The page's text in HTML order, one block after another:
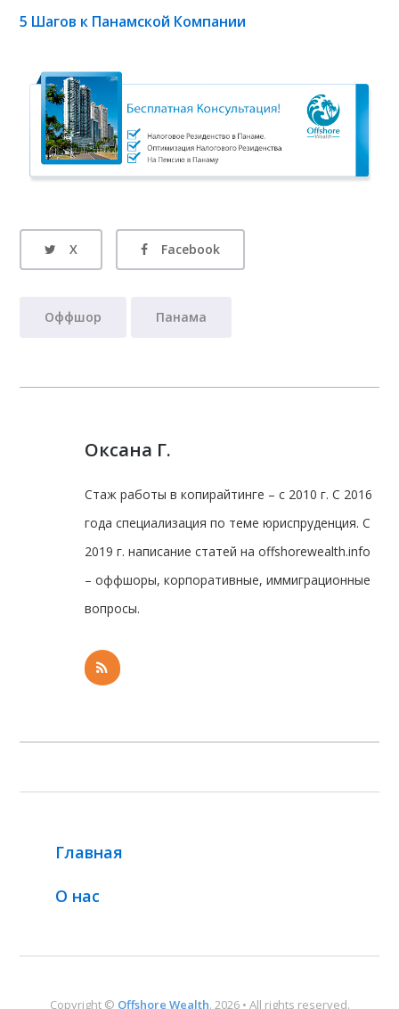
5 Шагов к Панамской Компании
X Facebook
Оффшор Панама
Оксана Г.
Стаж работы в копирайтинге – с 2010 г. С 2016
года специализация по теме юриспруденция. С
2019 г. написание статей на offshorewealth.info
– оффшоры, корпоративные, иммиграционные
вопросы.
Главная
О нас
Copyright © Offshore Wealth. 2026 • All rights reserved.